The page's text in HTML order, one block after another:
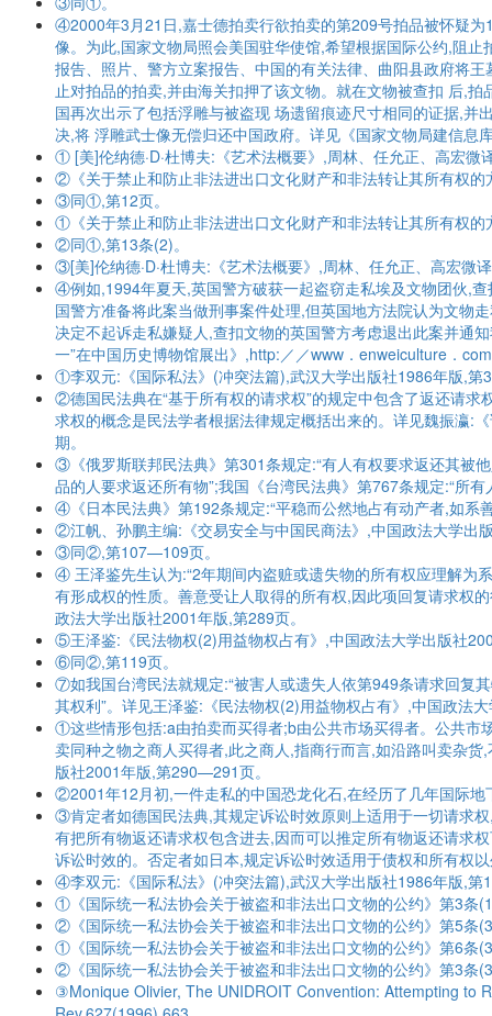
④2000年3月21日,嘉士德拍卖行欲拍卖的第209号拍品被怀疑
像。为此,国家文物局照会美国驻华使馆,希望根据国际公约,阻
报告、照片、警方立案报告、中国的有关法律、曲阳县政府将
止对拍品的拍卖,并由海关扣押了该文物。就在文物被查扣 后,
国再次出示了包括浮雕与被盗现 场遗留痕迹尺寸相同的证据,
决,将 浮雕武士像无偿归还中国政府。详见《国家文物局建信
① [美]伦纳德·D·杜博夫:《艺术法概要》,周林、任允正、高宏
②《关于禁止和防止非法进出口文化财产和非法转让其所有权
③同①,第12页。
①《关于禁止和防止非法进出口文化财产和非法转让其所有权
②同①,第13条(2)。
③[美]伦纳德·D·杜博夫:《艺术法概要》,周林、任允正、高宏
④例如,1994年夏天,英国警方破获一起盗窃走私埃及文物团伙,
国警方准备将此案当做刑事案件处理,但英国地方法院认为文物
决定不起诉走私嫌疑人,查扣文物的英国警方考虑退出此案并通
一”在中国历史博物馆展出》,http:／／www．enweiculture．
①李双元:《国际私法》(冲突法篇),武汉大学出版社1986年版,第
②德国民法典在“基于所有权的请求权”的规定中包含了返还请
求权的概念是民法学者根据法律规定概括出来的。详见魏振瀛
期。
③《俄罗斯联邦民法典》第301条规定:“有人有权要求返还其被
品的人要求返还所有物”;我国《台湾民法典》第767条规定:“所
④《日本民法典》第192条规定:“平稳而公然地占有动产者,如系
②江帆、孙鹏主编:《交易安全与中国民商法》,中国政法大学出
③同②,第107—109页。
④ 王泽鉴先生认为:“2年期间内盗赃或遗失物的所有权应理解为
有形成权的性质。善意受让人取得的所有权,因此项回复请求权
政法大学出版社2001年版,第289页。
⑤王泽鉴:《民法物权(2)用益物权占有》,中国政法大学出版社
⑥同②,第119页。
⑦如我国台湾民法就规定:“被害人或遗失人依第949条请求回复
其权利”。详见王泽鉴:《民法物权(2)用益物权占有》,中国政法
①这些情形包括:a由拍卖而买得者;b由公共市场买得者。公共市
卖同种之物之商人买得者,此之商人,指商行而言,如沿路叫卖杂
版社2001年版,第290—291页。
②2001年12月初,一件走私的中国恐龙化石,在经历了几年国际
③肯定者如德国民法典,其规定诉讼时效原则上适用于一切请求
有把所有物返还请求权包含进去,因而可以推定所有物返还请求
诉讼时效的。否定者如日本,规定诉讼时效适用于债权和所有权
④李双元:《国际私法》(冲突法篇),武汉大学出版社1986年版,第
①《国际统一私法协会关于被盗和非法出口文物的公约》第3条
②《国际统一私法协会关于被盗和非法出口文物的公约》第5条
①《国际统一私法协会关于被盗和非法出口文物的公约》第6条
②《国际统一私法协会关于被盗和非法出口文物的公约》第3条
③Monique Olivier, The UNIDROIT Convention: Attempting to